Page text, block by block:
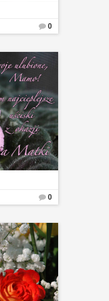
0
0